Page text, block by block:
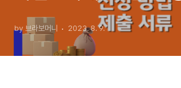
신청하기
by 브라보머니 2023. 8. 9.